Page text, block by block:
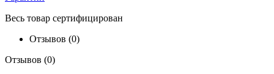
Весь товар сертифицирован
Отзывов (0)
Отзывов (0)